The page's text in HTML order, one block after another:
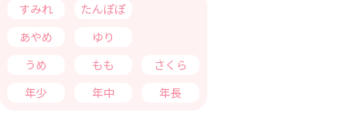
すみれ たんぽぽ
あやめ
ゆり
うめ
もも
さくら
年少
年中 年長